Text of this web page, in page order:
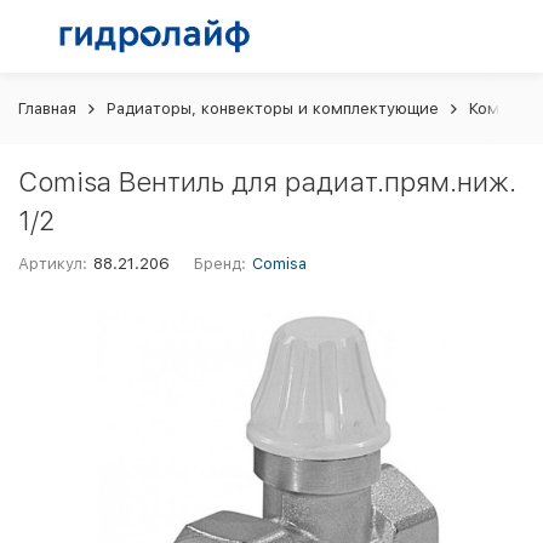
Главная Радиаторы, конвекторы и комплектующие
Comisa Вентиль для радиат.прям.ниж.
1/2
Артикул: 88.21.206 Бренд: Comisa